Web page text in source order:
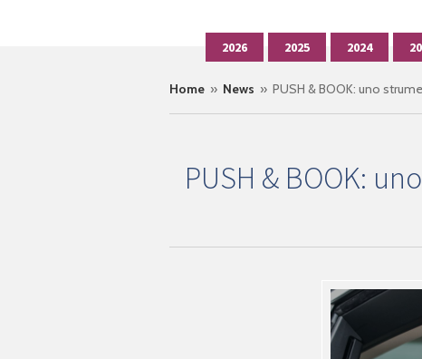
2026 2025 2024
Home » News » PUSH & BOOK: uno
PUSH & BOOK: